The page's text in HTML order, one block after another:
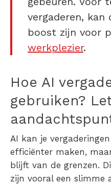
vergaderen, kan
boost zijn voor
werkplezier.
Hoe AI
gebruiken?
AI kan je
efficiënter maken,
blijft van de grenzen.
zijn vooral een slimme